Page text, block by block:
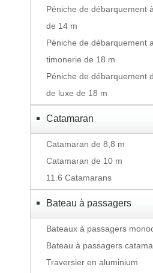
Péniche de débarquement
de 14 m
Péniche de débarquement
timonerie de 18 m
Péniche de débarquement
de luxe de 18 m
Catamaran
Catamaran de 8,8 m
Catamaran de 10 m
11.6 Catamarans
Bateau à passagers
Bateaux à passagers
Bateau à passagers
Traversier en aluminium